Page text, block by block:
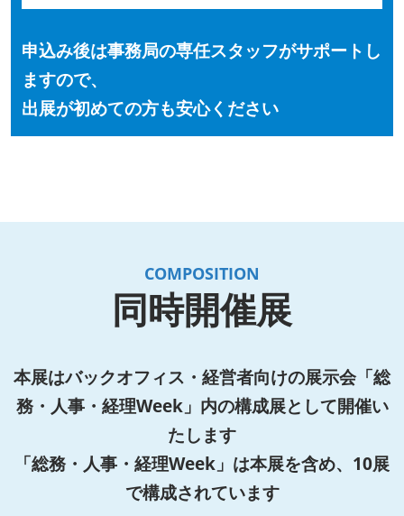
申込み後は事務局の専任スタッフがサポートし
ますので、
出展が初めての方も安心ください
COMPOSITION
同時開催展
本展はバックオフィス・経営者向けの展示会「総
務・人事・経理Week」内の構成展として開催い
たします
「総務・人事・経理Week」は本展を含め、10展
で構成されています